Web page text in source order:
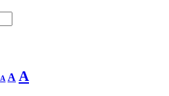
A
Reducir
tamaño
A Restablecer
tamaño
A